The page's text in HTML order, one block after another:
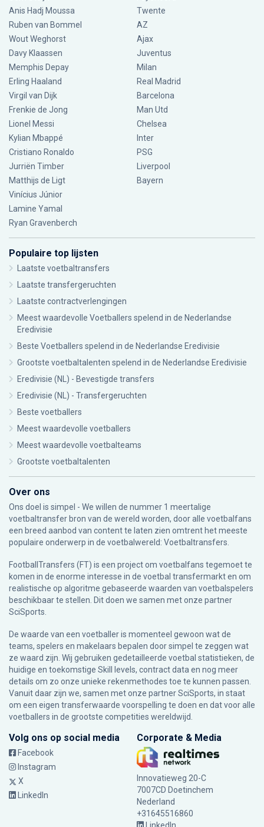
Anis Hadj Moussa
Ruben van Bommel
Wout Weghorst
Davy Klaassen
Memphis Depay
Erling Haaland
Virgil van Dijk
Frenkie de Jong
Lionel Messi
Kylian Mbappé
Cristiano Ronaldo
Jurriën Timber
Matthijs de Ligt
Vinícius Júnior
Lamine Yamal
Ryan Gravenberch
Twente
AZ
Ajax
Juventus
Milan
Real Madrid
Barcelona
Man Utd
Chelsea
Inter
PSG
Liverpool
Bayern
Populaire top lijsten
Laatste voetbaltransfers
Laatste transfergeruchten
Laatste contractverlengingen
Meest waardevolle Voetballers spelend in de Nederlandse
Eredivisie
Beste Voetballers spelend in de Nederlandse Eredivisie
Grootste voetbaltalenten spelend in de Nederlandse Eredivisie
Eredivisie (NL) - Bevestigde transfers
Eredivisie (NL) - Transfergeruchten
Beste voetballers
Meest waardevolle voetballers
Meest waardevolle voetbalteams
Grootste voetbaltalenten
Over ons
Ons doel is simpel - We willen de nummer 1 meertalige
voetbaltransfer bron van de wereld worden, door alle voetbalfans
een breed aanbod van content te laten zien omtrent het meeste
populaire onderwerp in de voetbalwereld: Voetbaltransfers.
FootballTransfers (FT) is een project om voetbalfans tegemoet te
komen in de enorme interesse in de voetbal transfermarkt en om
realistische op algoritme gebaseerde waarden van voetbalspelers
beschikbaar te stellen. Dit doen we samen met onze partner
SciSports.
De waarde van een voetballer is momenteel gewoon wat de
teams, spelers en makelaars bepalen door simpel te zeggen wat
ze waard zijn. Wij gebruiken gedetailleerde voetbal statistieken, de
huidige en toekomstige Skill levels, contract data en nog meer
details om zo onze unieke rekenmethodes toe te kunnen passen.
Vanuit daar zijn we, samen met onze partner SciSports, in staat
om een eigen transferwaarde voorspelling te doen en dat voor alle
voetballers in de grootste competities wereldwijd.
Volg ons op social media
Facebook
Instagram
X
LinkedIn
Corporate & Media
Innovatieweg 20-C
7007CD Doetinchem
Nederland
+31645516860